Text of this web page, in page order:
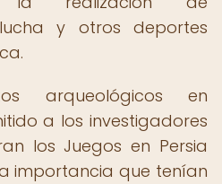
y otros deportes
arqueológicos en
a los investigadores
los Juegos en Persia
importancia que tenían